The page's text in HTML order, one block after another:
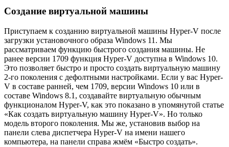
Создание виртуальной машины
Приступаем к созданию виртуальной машины Hyper-V после
загрузки установочного образа Windows 11. Мы
рассматриваем функцию быстрого создания машины. Не
ранее версии 1709 функция Hyper-V доступна в Windows 10.
Это позволяет быстро и просто создать виртуальную машину
2-го поколения с дефолтными настройками. Если у вас Hyper-
V в составе ранней, чем 1709, версии Windows 10 или в
составе Windows 8.1, создавайте виртуальную обычным
функционалом Hyper-V, как это показано в упомянутой статье
«Как создать виртуальную машину Hyper-V». Но только
модель второго поколения. Мы же, установив выбор на
панели слева диспетчера Hyper-V на имени нашего
компьютера, на панели справа жмём «Быстро создать».